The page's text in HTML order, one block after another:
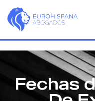
Fechas